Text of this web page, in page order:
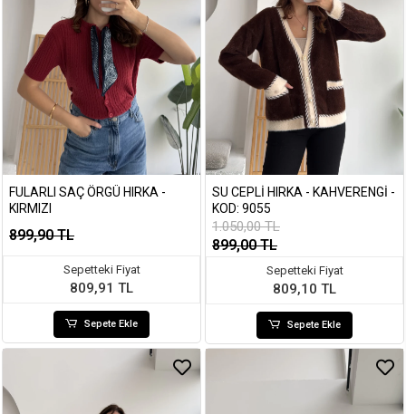
FULARLI SAÇ ÖRGÜ HIRKA -
KIRMIZI
899,90 TL
Sepetteki Fiyat
809,91 TL
Sepete Ekle
SU CEPLI HIRKA - KAHVERENGI -
KOD: 9055
1.050,00 TL
899,00 TL
Sepetteki Fiyat
809,10 TL
Sepete Ekle